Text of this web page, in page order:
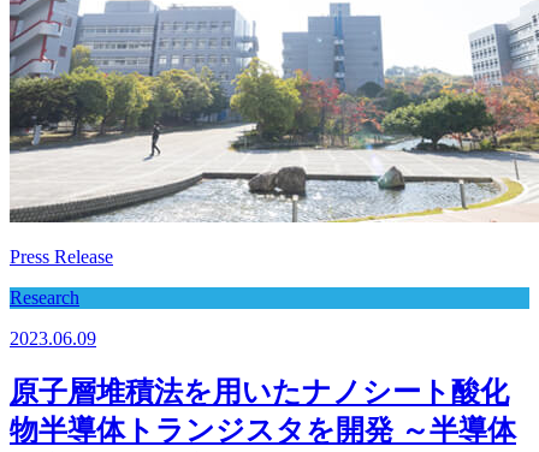
Press Release
Research
2023.06.09
原子層堆積法を用いたナノシート酸化
物半導体トランジスタを開発 ～半導体